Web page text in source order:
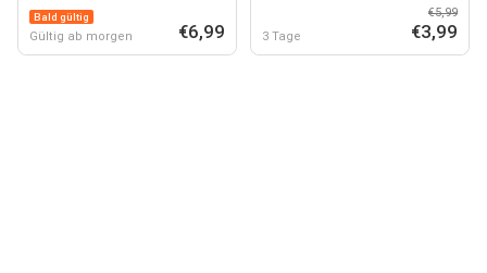
Bald gültig
Gültig ab morgen €6,99 3 Tage
€5,99
€3,99